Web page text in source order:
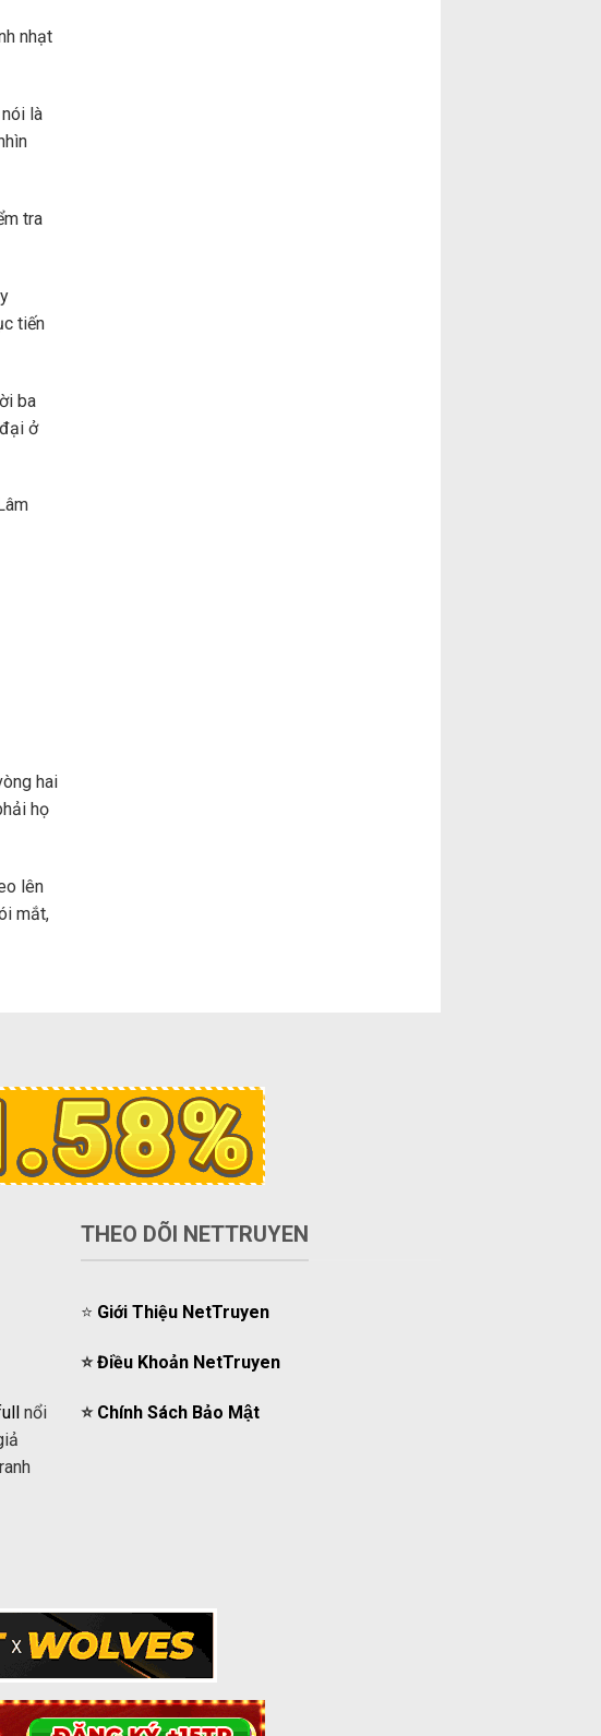
nhạt
là
tra
tiến
ba
ở
hai
họ
lên
mắt,
nổi
THEO DÕI NETTRUYEN
⭐️ Giới Thiệu NetTruyen
⭐️Điều Khoản NetTruyen
⭐️ Chính Sách Bảo Mật